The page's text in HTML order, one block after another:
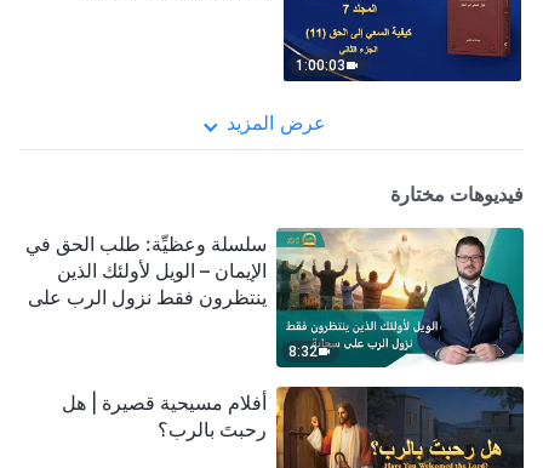
1:00:03
عرض المزيد
فيديوهات مختارة
8:32
سلسلة وعظيِّة: طلب الحق في
الإيمان – الويل لأولئك الذين
ينتظرون فقط نزول الرب على
أفلام مسيحية قصيرة | هل
رحبتَ بالرب؟